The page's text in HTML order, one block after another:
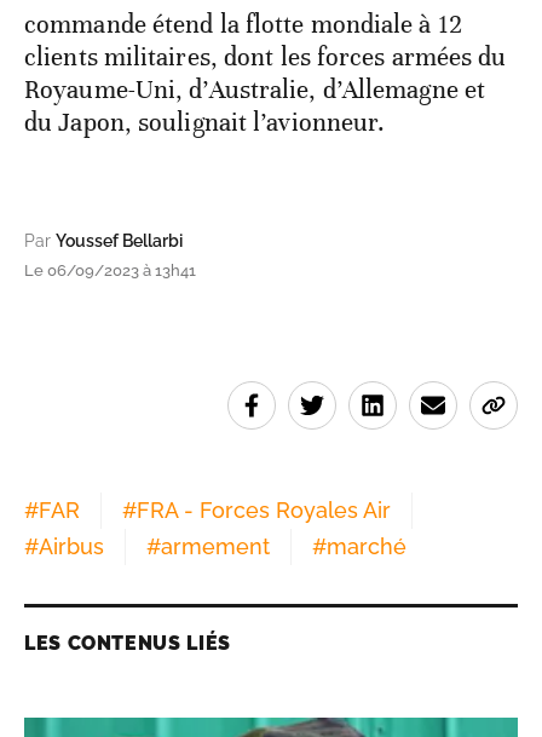
commande étend la flotte mondiale à 12
clients militaires, dont les forces armées du
Royaume-Uni, d’Australie, d’Allemagne et
du Japon, soulignait l’avionneur.
Par Youssef Bellarbi
Le 06/09/2023 à 13h41
#FAR #FRA - Forces Royales Air
#Airbus #armement #marché
LES CONTENUS LIÉS